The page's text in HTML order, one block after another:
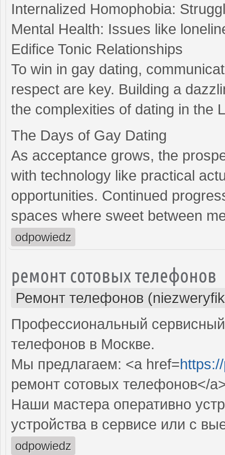
Internalized Homophobia:
Mental Health: Issues like
Edifice Tonic Relationships
To win in gay dating,
respect are key. Building a
the complexities of dating in the
The Days of Gay Dating
As acceptance grows, the
with technology like practical
opportunities. Continued
spaces where sweet between
odpowiedz
ремонт сотовых телефонов
Ремонт телефонов
Профессиональный
телефонов в Москве.
Мы предлагаем: <a href=
ремонт сотовых телефонов</
Наши мастера оперативно
устройства в сервисе или с
odpowiedz